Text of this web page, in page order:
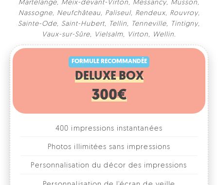
Martelange, Meix-devant-Virton, Messancy, Musson,
Nassogne, Neufchâteau, Paliseul, Rendeux, Rouvroy,
Sainte-Ode, Saint-Hubert, Tellin, Tenneville, Tintigny,
Vaux-sur-Sûre, Vielsalm, Virton, Wellin.
DELUXE BOX
300€
400 impressions instantanées
Personnalisation du décor des impressions
Personnalisation de l'écran de veille
Différents formats combinables
1, 2, 3 ou 4 photos par format